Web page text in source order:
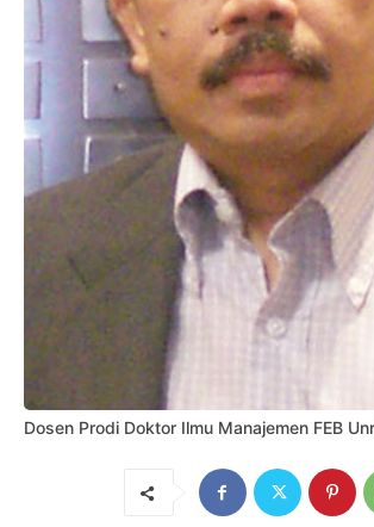
Dosen Prodi Doktor Ilmu Manajemen FEB